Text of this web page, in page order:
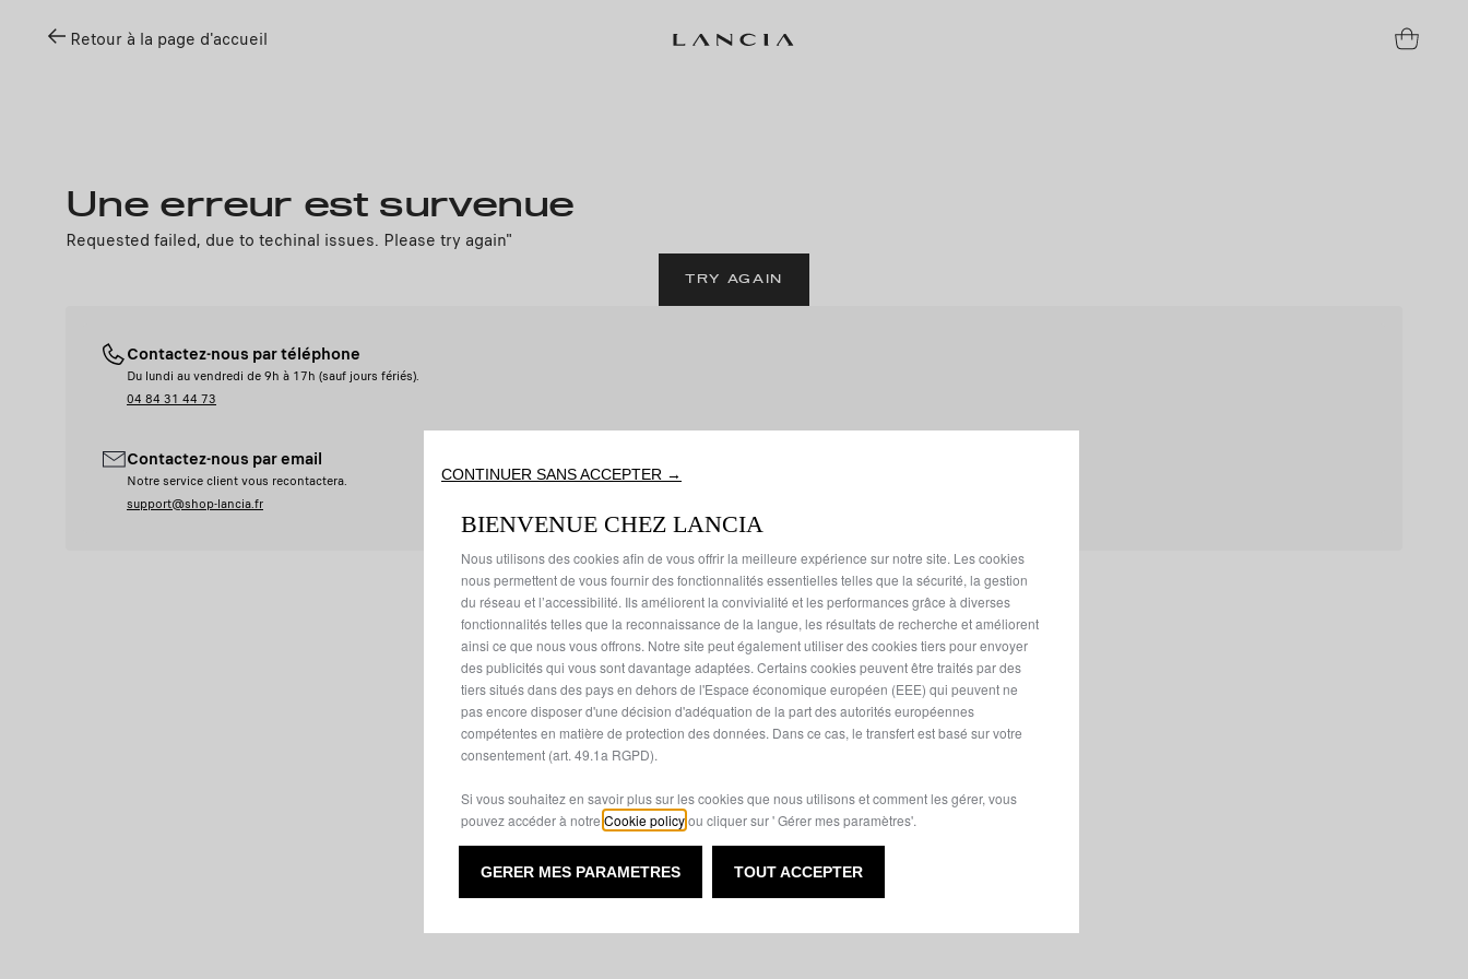
Retour à la page d'accueil
Une erreur est survenue
Requested failed, due to techinal issues. Please try again"
TRY AGAIN
Contactez-nous par téléphone
Du lundi au vendredi de 9h à 17h (sauf jours fériés).
04 84 31 44 73
Contactez-nous par email
Notre service client vous recontactera.
support@shop-lancia.fr
CONTINUER SANS ACCEPTER →
BIENVENUE CHEZ LANCIA
Nous utilisons des cookies afin de vous offrir la meilleure expérience sur notre site. Les cookies
nous permettent de vous fournir des fonctionnalités essentielles telles que la sécurité, la gestion
du réseau et l’accessibilité. Ils améliorent la convivialité et les performances grâce à diverses
fonctionnalités telles que la reconnaissance de la langue, les résultats de recherche et améliorent
ainsi ce que nous vous offrons. Notre site peut également utiliser des cookies tiers pour envoyer
des publicités qui vous sont davantage adaptées. Certains cookies peuvent être traités par des
tiers situés dans des pays en dehors de l'Espace économique européen (EEE) qui peuvent ne
pas encore disposer d'une décision d'adéquation de la part des autorités européennes
compétentes en matière de protection des données. Dans ce cas, le transfert est basé sur votre
consentement (art. 49.1a RGPD).
Si vous souhaitez en savoir plus sur les cookies que nous utilisons et comment les gérer, vous
pouvez accéder à notre Cookie policyou cliquer sur ' Gérer mes paramètres'.
GERER MES PARAMETRES TOUT ACCEPTER